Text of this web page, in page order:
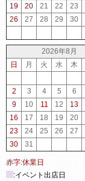
19
20 21 22 23
26
27 28 29 30
2026年8月
日
月 火 水 木
2
3 4 5 6
9
10 11 12 13
16
17 18 19 20
23
24 25 26 27
30
31
赤字:休業日
:イベント出店日